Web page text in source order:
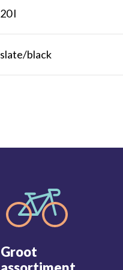
20 l
slate/black
Groot